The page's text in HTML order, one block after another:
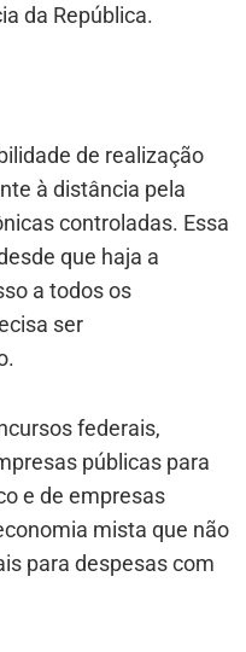
da República.
de realização
à distância pela
controladas. Essa
que haja a
a todos os
ser
federais,
públicas para
e de empresas
mista que não
para despesas com